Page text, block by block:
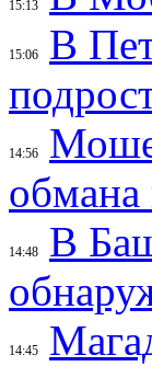
15:13
15:06
В
14:56
обмана
14:48
В
14:45